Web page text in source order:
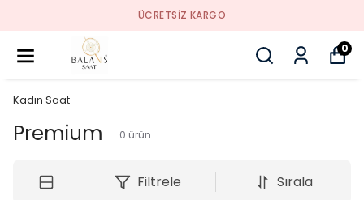
ÜCRETSIZ KARGO
0
Kadın Saat
Premium 0 ürün
Filtrele Sırala